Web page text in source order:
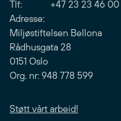
Tlf: +47 23 23 46 00
Adresse:
Miljøstiftelsen Bellona
Rådhusgata 28
0151 Oslo
Org. nr: 948 778 599
Støtt vårt arbeid!